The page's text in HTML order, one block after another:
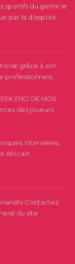
sportifs du genre le
par la diaspora.
grâce à son
professionnels,
END DE NOS
des joueurs
interviews,
Africain.
Contactez
du site